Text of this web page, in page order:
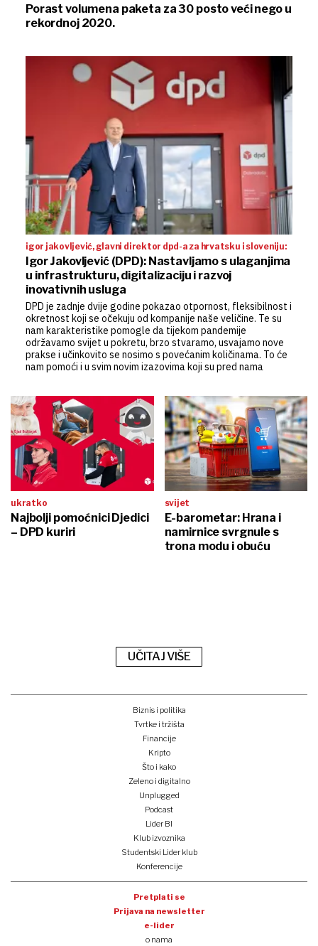
Porast volumena paketa za 30 posto veći nego u
rekordnoj 2020.
igor jakovljević, glavni direktor dpd-a za hrvatsku i sloveniju:
Igor Jakovljević (DPD): Nastavljamo s ulaganjima
u infrastrukturu, digitalizaciju i razvoj
inovativnih usluga
DPD je zadnje dvije godine pokazao otpornost, fleksibilnost i
okretnost koji se očekuju od kompanije naše veličine. Te su
nam karakteristike pomogle da tijekom pandemije
održavamo svijet u pokretu, brzo stvaramo, usvajamo nove
prakse i učinkovito se nosimo s povećanim količinama. To će
nam pomoći i u svim novim izazovima koji su pred nama
ukratko
Najbolji pomoćnici Djedici
– DPD kuriri
svijet
E-barometar: Hrana i
namirnice svrgnule s
trona modu i obuću
UČITAJ VIŠE
Biznis i politika
Tvrtke i tržišta
Financije
Kripto
Što i kako
Zeleno i digitalno
Unplugged
Podcast
Lider BI
Klub izvoznika
Studentski Lider klub
Konferencije
Pretplati se
Prijava na newsletter
e-lider
o nama